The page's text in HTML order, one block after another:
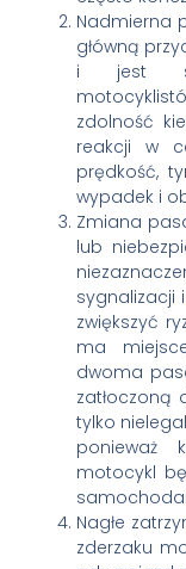
Nadmierna
główną
i jest
zdolność
reakcji w
prędkość,
wypadek i
Zmiana
lub
sygnalizacji
zwiększyć
ma
dwoma
zatłoczoną
tylko
ponieważ
motocykl
Nagłe
zderzaku